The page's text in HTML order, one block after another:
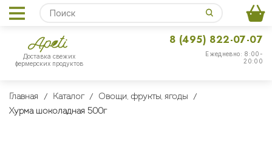
Доставка свежих
фермерских продуктов
Ежедневно: 8:00-
20:00
8 (495) 822-07-07
Главная Каталог
Овощи, фрукты, ягоды
Хурма шоколадная 500г